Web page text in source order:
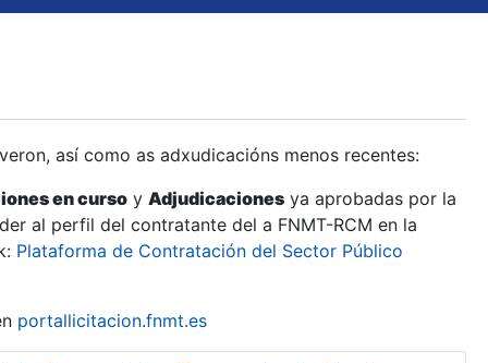
así como as adxudicacións menos recentes:
en curso y Adjudicaciones ya aprobadas por la
al perfil del contratante del a FNMT-RCM en la
Plataforma de Contratación del Sector Público
portallicitacion.fnmt.es